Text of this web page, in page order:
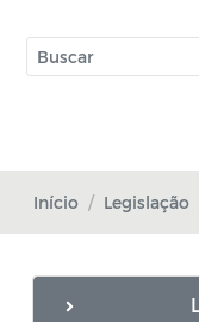
Início Legislação